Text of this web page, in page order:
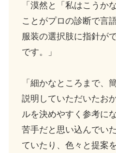
「漠然と「私はこうか
ことがプロの診断で言
服装の選択肢に指針が
です。」
「細かなところまで、
説明していただいたお
ルを決めやすく参考に
苦手だと思い込んでい
ていたり、色々と提案